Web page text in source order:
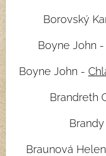
Borovský
Boyne John -
Boyne John -
Brandreth
Braunová